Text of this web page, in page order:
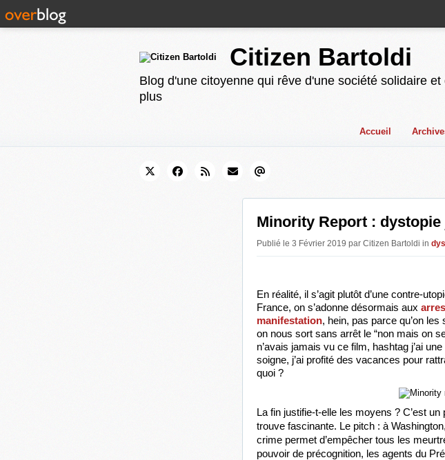
Citizen Bartoldi
Blog d'une citoyenne qui rêve d'une société solidaire
plus
Accueil
Minority Report :
Publié le 3 Février 2019 par Citizen Bartoldi in
En réalité, il s’agit plutôt d’une contre-
France, on s’adonne désormais aux
manifestation, hein, pas parce qu’on
on nous sort sans arrêt le “non mais on
n’avais jamais vu ce film, hashtag j’ai
soigne, j’ai profité des vacances pour
quoi ?
La fin justifie-t-elle les moyens ? C’est
trouve fascinante. Le pitch : à
crime permet d’empêcher tous les
pouvoir de précognition, les agents du